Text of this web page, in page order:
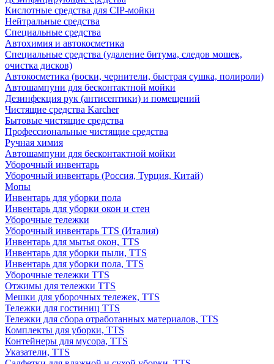
Кислотные средства для CIP-мойки
Нейтральные средства
Специальные средства
Автохимия и автокосметика
Специальные средства (удаление битума, следов мошек,
очистка дисков)
Автокосметика (воски, чернители, быстрая сушка, полироли)
Автошампуни для бесконтактной мойки
Дезинфекция рук (антисептики) и помещений
Чистящие средства Karcher
Бытовые чистящие средства
Профессиональные чистящие средства
Ручная химия
Автошампуни для бесконтактной мойки
Уборочный инвентарь
Уборочный инвентарь (Россия, Турция, Китай)
Мопы
Инвентарь для уборки пола
Инвентарь для уборки окон и стен
Уборочные тележки
Уборочный инвентарь TTS (Италия)
Инвентарь для мытья окон, TTS
Инвентарь для уборки пыли, TTS
Инвентарь для уборки пола, TTS
Уборочные тележки TTS
Отжимы для тележки TTS
Мешки для уборочных тележек, TTS
Тележки для гостиниц TTS
Тележки для сбора отработанных материалов, TTS
Комплекты для уборки, TTS
Контейнеры для мусора, TTS
Указатели, TTS